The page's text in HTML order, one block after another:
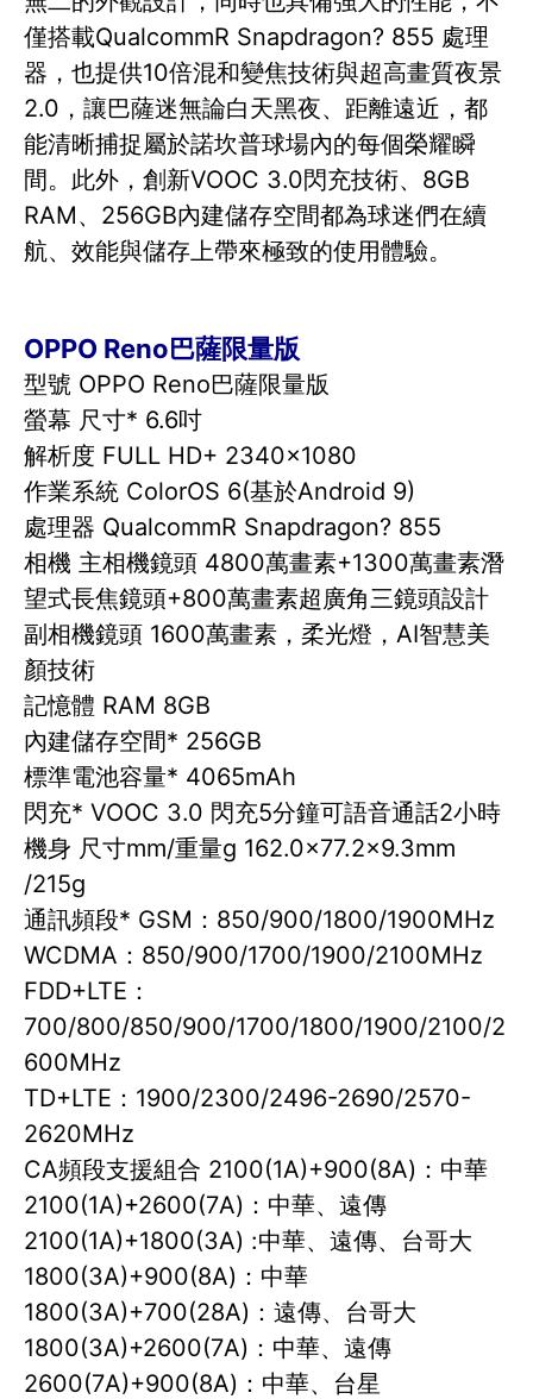
僅搭載QualcommR Snapdragon? 855 處理
器，也提供10倍混和變焦技術與超高畫質夜景
2.0，讓巴薩迷無論白天黑夜、距離遠近，都
能清晰捕捉屬於諾坎普球場內的每個榮耀瞬
間。此外，創新VOOC 3.0閃充技術、8GB
RAM、256GB內建儲存空間都為球迷們在續
航、效能與儲存上帶來極致的使用體驗。
OPPO Reno巴薩限量版
型號 OPPO Reno巴薩限量版
螢幕 尺寸* 6.6吋
解析度 FULL HD+ 2340x1080
作業系統 ColorOS 6(基於Android 9)
處理器 QualcommR Snapdragon? 855
相機 主相機鏡頭 4800萬畫素+1300萬畫素潛
望式長焦鏡頭+800萬畫素超廣角三鏡頭設計
副相機鏡頭 1600萬畫素，柔光燈，AI智慧美
顏技術
記憶體 RAM 8GB
內建儲存空間* 256GB
標準電池容量* 4065mAh
閃充* VOOC 3.0 閃充5分鐘可語音通話2小時
機身 尺寸mm/重量g 162.0x77.2x9.3mm
/215g
通訊頻段* GSM：850/900/1800/1900MHz
WCDMA：850/900/1700/1900/2100MHz
FDD+LTE：
700/800/850/900/1700/1800/1900/2100/2
600MHz
TD+LTE：1900/2300/2496-2690/2570-
2620MHz
CA頻段支援組合 2100(1A)+900(8A)：中華
2100(1A)+2600(7A)：中華、遠傳
2100(1A)+1800(3A) :中華、遠傳、台哥大
1800(3A)+900(8A)：中華
1800(3A)+700(28A)：遠傳、台哥大
1800(3A)+2600(7A)：中華、遠傳
2600(7A)+900(8A)：中華、台星